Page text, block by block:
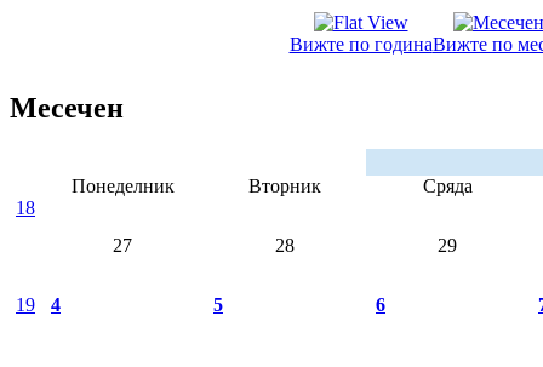
Вижте по годинаВижте по
Месечен
Понеделник Вторник
Сряда
18
27
28 29
19 4 5 6